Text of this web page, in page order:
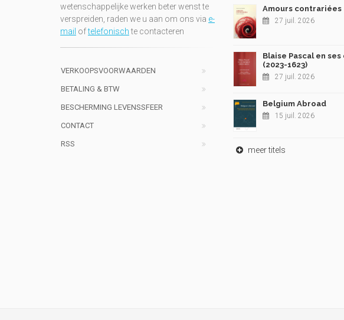
wetenschappelijke werken beter wenst te
verspreiden, raden we u aan om ons via e-
mail oftelefonischte contacteren
VERKOOPSVOORWAARDEN
BETALING & BTW
BESCHERMING LEVENSSFEER
CONTACT
RSS
Amours contrariées
27 juil. 2026
Blaise Pascal en
(2023-1623)
27 juil. 2026
Belgium Abroad
15 juil. 2026
meer titels